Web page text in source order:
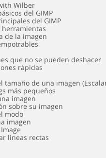
Wilber
del GIMP
del GIMP
herramientas
de la imagen
que no se pueden deshacer
rápidas
tamaño de una imagen
más pequeños
imagen
sobre su imagen
modo
imagen
lineas rectas